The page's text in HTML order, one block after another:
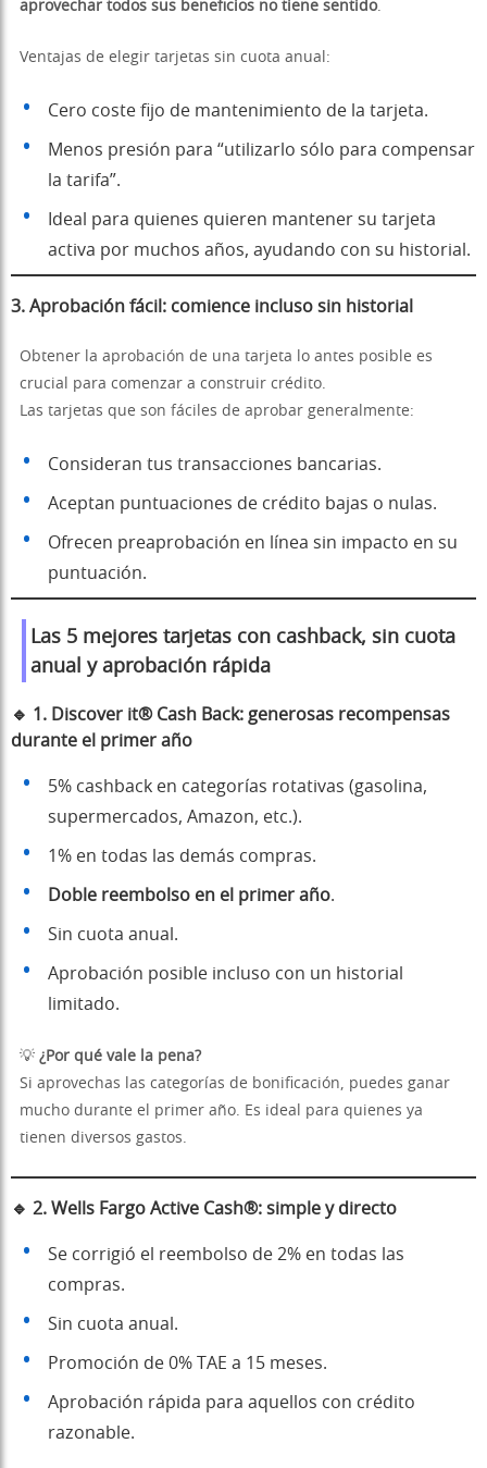
aprovechar todos sus beneficios no tiene sentido.
Ventajas de elegir tarjetas sin cuota anual:
Cero coste fijo de mantenimiento de la tarjeta.
Menos presión para “utilizarlo sólo para compensar
la tarifa”.
Ideal para quienes quieren mantener su tarjeta
activa por muchos años, ayudando con su historial.
3. Aprobación fácil: comience incluso sin historial
Obtener la aprobación de una tarjeta lo antes posible es
crucial para comenzar a construir crédito.
Las tarjetas que son fáciles de aprobar generalmente:
Consideran tus transacciones bancarias.
Aceptan puntuaciones de crédito bajas o nulas.
Ofrecen preaprobación en línea sin impacto en su
puntuación.
Las 5 mejores tarjetas con cashback, sin cuota
anual y aprobación rápida
🔹 1. Discover it® Cash Back: generosas recompensas
durante el primer año
5% cashback en categorías rotativas (gasolina,
supermercados, Amazon, etc.).
1% en todas las demás compras.
Doble reembolso en el primer año.
Sin cuota anual.
Aprobación posible incluso con un historial
limitado.
💡 ¿Por qué vale la pena?
Si aprovechas las categorías de bonificación, puedes ganar
mucho durante el primer año. Es ideal para quienes ya
tienen diversos gastos.
🔹 2. Wells Fargo Active Cash®: simple y directo
Se corrigió el reembolso de 2% en todas las
compras.
Sin cuota anual.
Promoción de 0% TAE a 15 meses.
Aprobación rápida para aquellos con crédito
razonable.